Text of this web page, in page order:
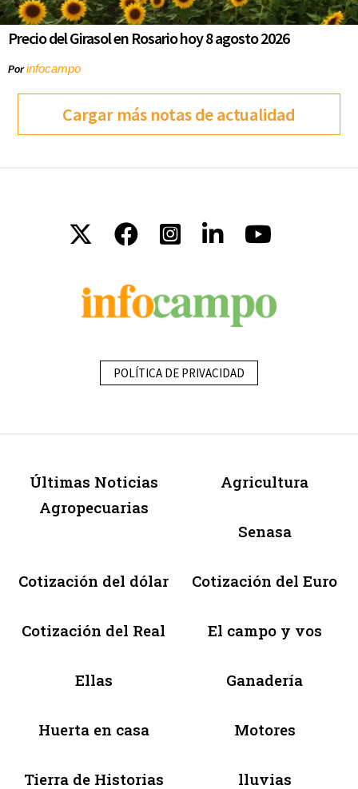
Precio del Girasol en Rosario hoy 8 agosto 2026
Porinfocampo
Cargar más notas de actualidad
POLÍTICA DE PRIVACIDAD
Últimas Noticias
Agropecuarias
Agricultura
Senasa
Cotización del dólar Cotización del Euro
Cotización del Real El campo y vos
Ellas Ganadería
Huerta en casa Motores
Tierra de Historias lluvias